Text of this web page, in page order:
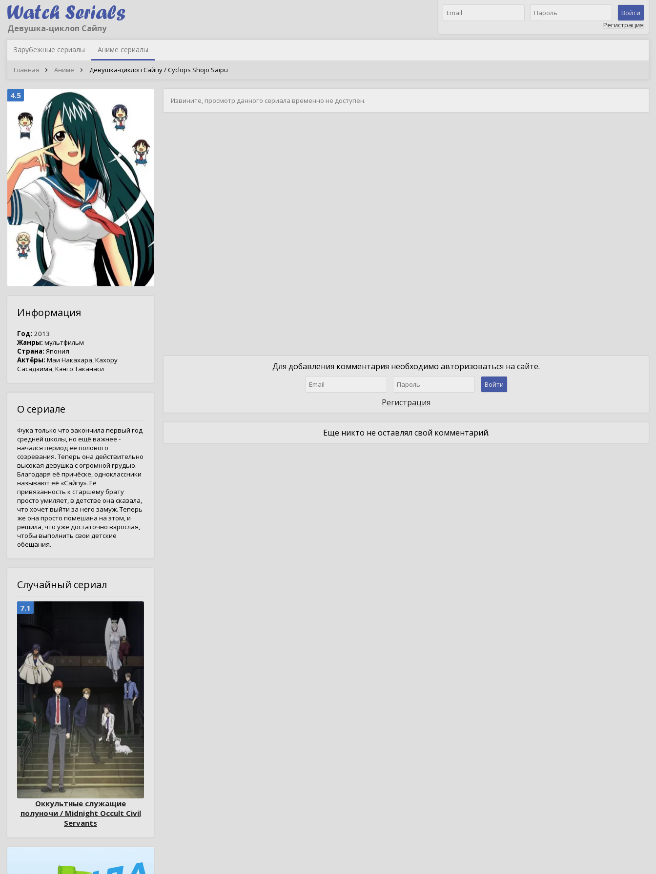
Девушка-циклоп Сайпу
Войти
Регистрация
Зарубежные сериалы Аниме сериалы
Главная Аниме Девушка-циклоп Сайпу / Cyclops Shojo Saipu
4.5
Информация
Год: 2013
Жанры: мультфильм
Страна: Япония
Актёры: Маи Накахара,Кахору
Сасадзима,Кэнго Таканаси
О сериале
Фука только что закончила первый год
средней школы, но ещё важнее -
начался период её полового
созревания. Теперь она действительно
высокая девушка с огромной грудью.
Благодаря её причёске, одноклассники
называют её «Сайпу». Её
привязанность к старшему брату
просто умиляет, в детстве она сказала,
что хочет выйти за него замуж. Теперь
же она просто помешана на этом, и
решила, что уже достаточно взрослая,
чтобы выполнить свои детские
обещания.
Случайный сериал
7.1
Оккультные служащие
полуночи / Midnight Occult Civil
Servants
Извините, просмотр данного сериала временно не доступен.
Для добавления комментария необходимо авторизоваться на сайте.
Войти
Регистрация
Еще никто не оставлял свой комментарий.